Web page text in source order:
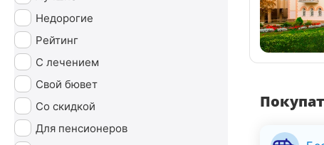
Недорогие
Рейтинг
С лечением
Свой бювет
Со скидкой
Для пенсионеров